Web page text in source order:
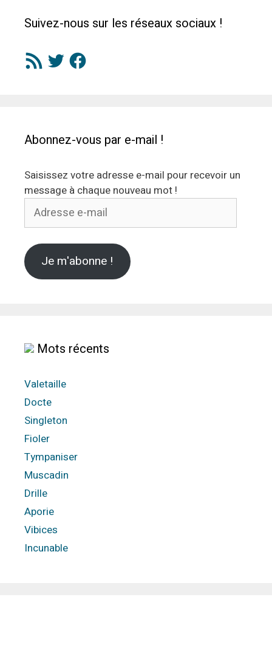
Suivez-nous sur les réseaux sociaux !
Flux
RSS
TwitterFacebook
Abonnez-vous par e-mail !
Saisissez votre adresse e-mail pour recevoir un
message à chaque nouveau mot !
Adresse
Je m'abonne !
Mots récents
Valetaille
Docte
Singleton
Fioler
Tympaniser
Muscadin
Drille
Aporie
Vibices
Incunable